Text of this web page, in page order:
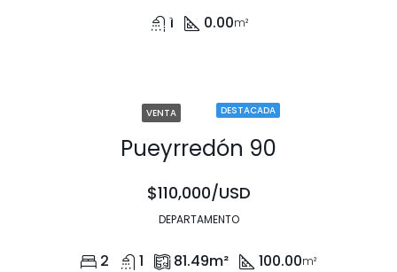
1 0.00m²
DESTACADA
VENTA
Pueyrredón 90
$110,000/USD
DEPARTAMENTO
2 1 81.49m² 100.00m²